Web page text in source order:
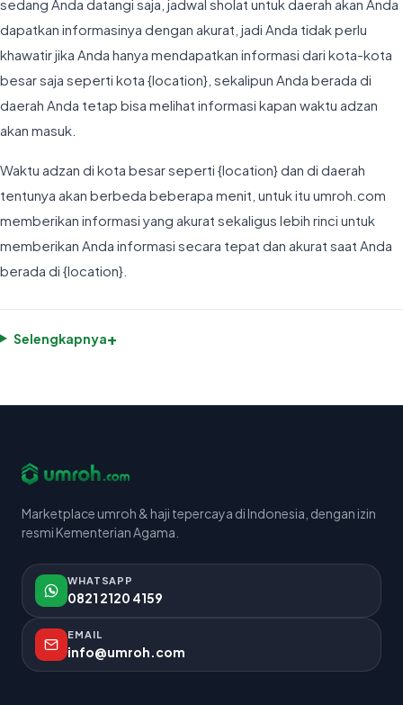
sedang Anda datangi saja, jadwal sholat untuk daerah akan Anda
dapatkan informasinya dengan akurat, jadi Anda tidak perlu
khawatir jika Anda hanya mendapatkan informasi dari kota-kota
besar saja seperti kota {location}, sekalipun Anda berada di
daerah Anda tetap bisa melihat informasi kapan waktu adzan
akan masuk.
Waktu adzan di kota besar seperti {location} dan di daerah
tentunya akan berbeda beberapa menit, untuk itu umroh.com
memberikan informasi yang akurat sekaligus lebih rinci untuk
memberikan Anda informasi secara tepat dan akurat saat Anda
berada di {location}.
Selengkapnya+
Marketplace umroh & haji tepercaya di Indonesia, dengan izin
resmi Kementerian Agama.
WHATSAPP
0821 2120 4159
EMAIL
info@umroh.com